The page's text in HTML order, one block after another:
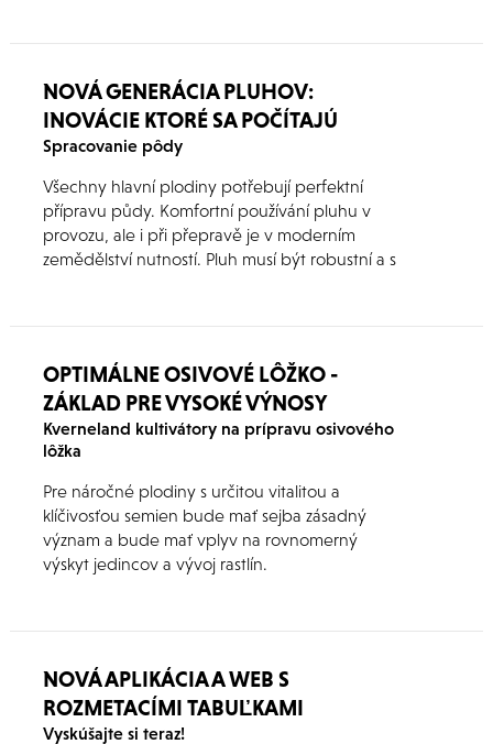
NOVÁ GENERÁCIA PLUHOV:
INOVÁCIE KTORÉ SA POČÍTAJÚ
Spracovanie pôdy
Všechny hlavní plodiny potřebují perfektní
přípravu půdy. Komfortní používání pluhu v
provozu, ale i při přepravě je v moderním
zemědělství nutností. Pluh musí být robustní a s
OPTIMÁLNE OSIVOVÉ LÔŽKO -
ZÁKLAD PRE VYSOKÉ VÝNOSY
Kverneland kultivátory na prípravu osivového
lôžka
Pre náročné plodiny s určitou vitalitou a
klíčivosťou semien bude mať sejba zásadný
význam a bude mať vplyv na rovnomerný
výskyt jedincov a vývoj rastlín.
NOVÁ APLIKÁCIA A WEB S
ROZMETACÍMI TABUĽKAMI
Vyskúšajte si teraz!